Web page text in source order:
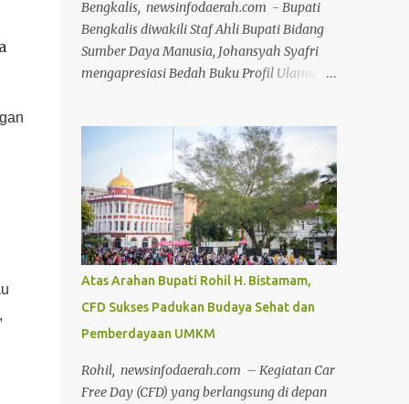
Bengkalis, newsinfodaerah.com - Bupati
Bengkalis diwakili Staf Ahli Bupati Bidang
Sumber Daya Manusia, Johansyah Syafri
mengapresiasi Bedah Buku Profil Ulama
Indonesia (MUI) Kabupaten Bengkalis,
dalam rangka Milad MUI ke-51 tahun.
Kegiatan bedah buku ini, dilakukan secara
daring maupun during dengan
menghadirkan berbagai tokoh selaku
narasumber, Jumat 24 Juli 2026, di aula
gedung Diklat Jalan Kelapapati Darat
Bengkalis. Dalam sambutannya, Johan
mengatakan, kegiatan bedah buku ini
memiliki makna yang sangat penting
sebuah buku, tetapi juga menggali kembali
Atas Arahan Bupati Rohil H. Bistamam,
CFD Sukses Padukan Budaya Sehat dan
Pemberdayaan UMKM
Rohil, newsinfodaerah.com – Kegiatan Car
Free Day (CFD) yang berlangsung di depan